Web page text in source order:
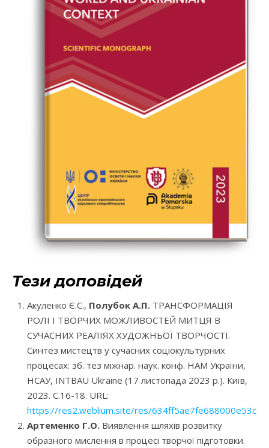
Тези доповідей
Акуленко Є.С., Полубок А.П. ТРАНСФОРМАЦІЯ
РОЛІ І ТВОРЧИХ МОЖЛИВОСТЕЙ МИТЦЯ В
СУЧАСНИХ РЕАЛІЯХ ХУДОЖНЬОЇ ТВОРЧОСТІ.
Синтез мистецтв у сучасних соціокультурних
процесах: зб. тез міжнар. наук. конф. НАМ України,
НСАУ, INTBAU Ukraine (17 листопада 2023 р.). Київ,
2023. С.16-18. URL:
https://res2.weblium.site/res/
Артеменко Г.О. Виявлення шляхів розвитку
образного мислення в процесі творчої підготовки.